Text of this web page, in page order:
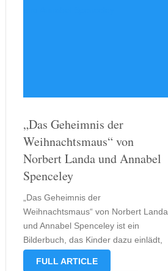
„Das Geheimnis der
Weihnachtsmaus“ von
Norbert Landa und Annabel
Spenceley
„Das Geheimnis der
Weihnachtsmaus“ von Norbert Landa
und Annabel Spenceley ist ein
Bilderbuch, das Kinder dazu einlädt,
den Weihnachtsmann und seine
FULL ARTICLE